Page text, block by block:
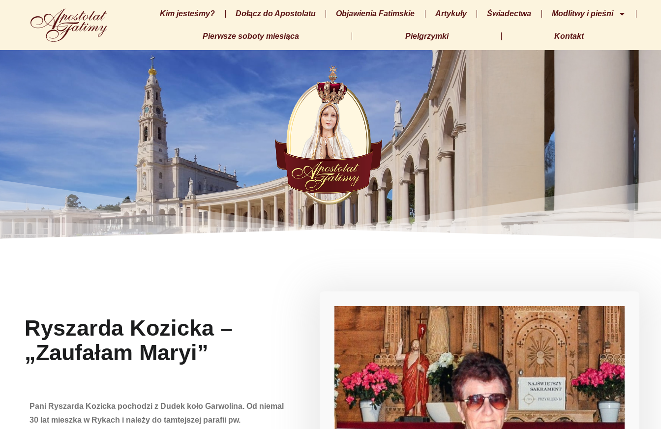
Kim jesteśmy? Dołącz do Apostolatu Objawienia Fatimskie Artykuły Świadectwa Modlitwy i pieśni
Pierwsze soboty miesiąca Pielgrzymki Kontakt
Ryszarda Kozicka –
„Zaufałam Maryi”
Pani Ryszarda Kozicka pochodzi z Dudek koło Garwolina. Od niemal
30 lat mieszka w Rykach i należy do tamtejszej parafii pw.